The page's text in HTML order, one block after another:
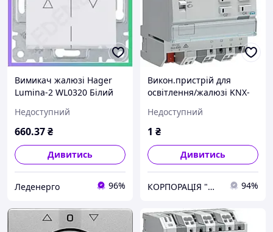
Вимикач жалюзі Hager
Lumina-2 WL0320 Білий
шторами
SKU_vendorCode_vol
Недоступний
660.37₴
Дивитись
Леденерго 96%
Викон.пристрій для
освітлення/жалюзі KNX-
16A, C-Last TXA604D,
Original
Недоступний
1 ₴
Дивитись
КОРПОРАЦІЯ "МЕДІСАН" 94%